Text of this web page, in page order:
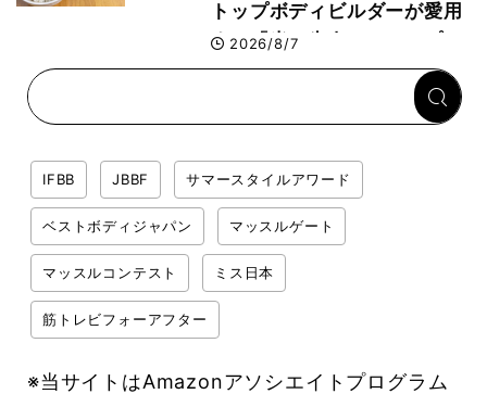
トップボディビルダーが愛用
する「米＋牛肉」のシンプル
回復メシとは？
2026/8/7
IFBB JBBF サマースタイルアワード
ベストボディジャパン マッスルゲート
マッスルコンテスト ミス日本
筋トレビフォーアフター
※当サイトはAmazonアソシエイトプログラム